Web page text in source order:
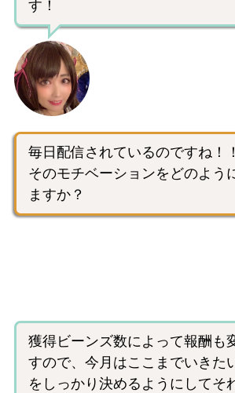
す！
毎日配信されているのですね！！
そのモチベーションをどのよう
ますか？
獲得ビーンズ数によって報酬も
すので、今月はここまでいきた
をしっかり決めるようにしてそ